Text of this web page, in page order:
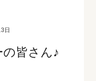
日
皆さん♪